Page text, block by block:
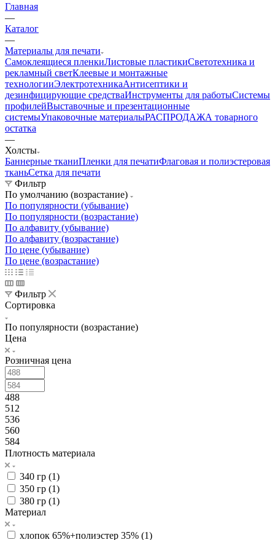
2
Главная
—
Каталог
—
Материалы для печати
Самоклеящиеся пленкиЛистовые пластики
рекламный светКлеевые и монтажные
технологииЭлектротехникаАнтисептики и
дезинфицирующие средстваИнструменты для работы
профилейВыставочные и презентационные
системы
остатка
—
Холсты
Баннерные тканиПленки для печати
тканьСетка для печати
Фильтр
По умолчанию (возрастание)
По популярности (убывание)
По популярности (возрастание)
По алфавиту (убывание)
По алфавиту (возрастание)
По цене (убывание)
По цене (возрастание)
Фильтр
Сортировка
По популярности (возрастание)
Цена
Розничная цена
488
512
536
560
584
Плотность материала
340 гр (1)
350 гр (1)
380 гр (
Материал